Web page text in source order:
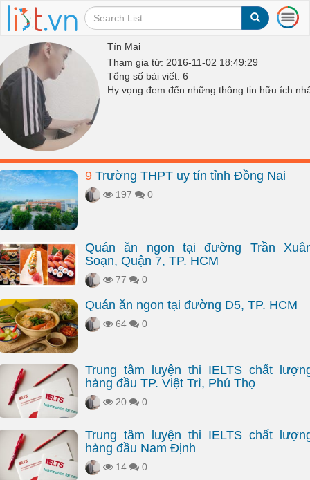
T
o
n
a
t
Tín Mai
Tham gia từ: 2016-11-02 18:49:29
Tổng số bài viết: 6
Hy vọng đem đến những thông tin hữu ích
9 Trường THPT uy tín tỉnh Đồng Nai
197 0
Quán ăn ngon tại đường Trần
Soạn, Quận 7, TP. HCM
77 0
Quán ăn ngon tại đường D5, TP. HCM
64 0
Trung tâm luyện thi IELTS chất
hàng đầu TP. Việt Trì, Phú Thọ
20 0
Trung tâm luyện thi IELTS chất
hàng đầu Nam Định
14 0